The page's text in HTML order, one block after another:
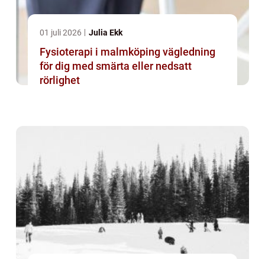
01 juli 2026 Julia Ekk
Fysioterapi i malmköping vägledning
för dig med smärta eller nedsatt
rörlighet